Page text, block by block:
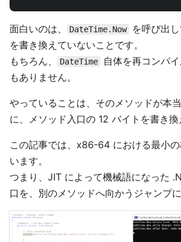
面白いのは、 DateTime.Now
を呼び出
を書き換えていないことです。
もちろん、
DateTime
自体を再コンパ
もありません。
やっていることは、そのメソッドが本
に、メソッド入口の 12 バイトを書き換
この記事では、x86-64 における最小
います。
つまり、JIT によって機械語になった
口を、別のメソッドへ向かうジャンプ